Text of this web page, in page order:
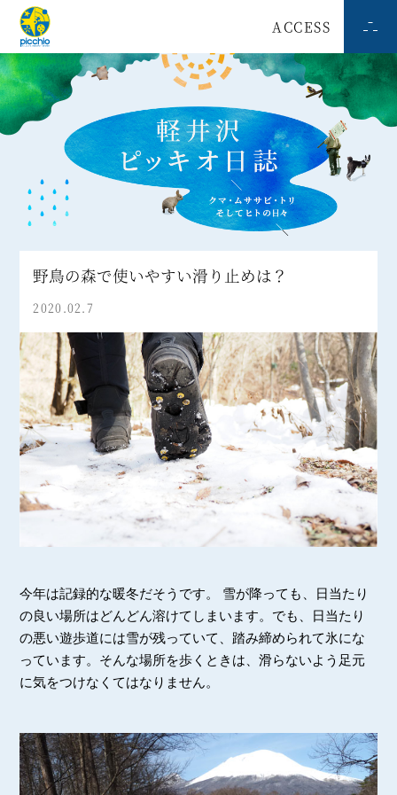
ACCESS
野鳥の森で使いやすい滑り止めは？
2020.02.7
今年は記録的な暖冬だそうです。 雪が降っても、日当たり
の良い場所はどんどん溶けてしまいます。でも、日当たり
の悪い遊歩道には雪が残っていて、踏み締められて氷にな
っています。そんな場所を歩くときは、滑らないよう足元
に気をつけなくてはなりません。